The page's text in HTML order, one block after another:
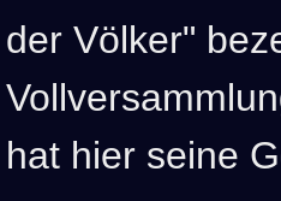
der Völker"
hat hier seine